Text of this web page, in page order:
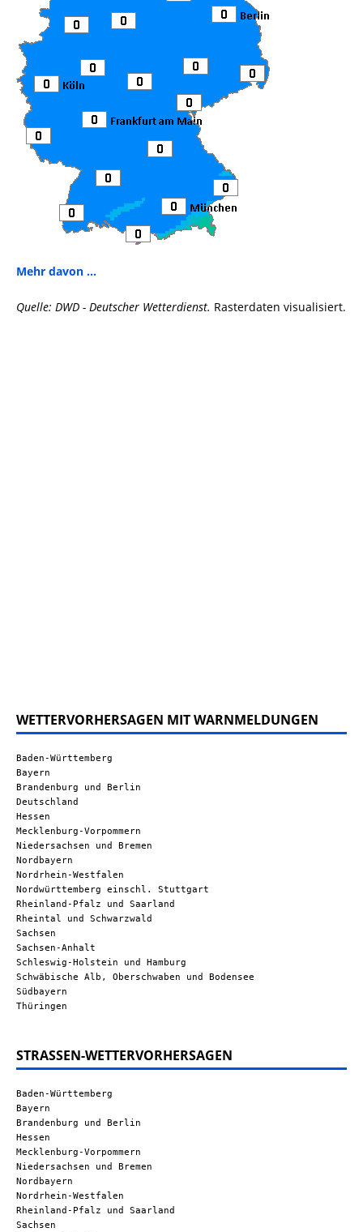
Mehr davon ...
Quelle: DWD - Deutscher Wetterdienst. Rasterdaten visualisiert.
WETTERVORHERSAGEN MIT WARNMELDUNGEN
Baden-Württemberg
Bayern
Brandenburg und Berlin
Deutschland
Hessen
Mecklenburg-Vorpommern
Niedersachsen und Bremen
Nordbayern
Nordrhein-Westfalen
Nordwürttemberg einschl. Stuttgart
Rheinland-Pfalz und Saarland
Rheintal und Schwarzwald
Sachsen
Sachsen-Anhalt
Schleswig-Holstein und Hamburg
Schwäbische Alb, Oberschwaben und Bodensee
Südbayern
Thüringen
STRASSEN-WETTERVORHERSAGEN
Baden-Württemberg
Bayern
Brandenburg und Berlin
Hessen
Mecklenburg-Vorpommern
Niedersachsen und Bremen
Nordbayern
Nordrhein-Westfalen
Rheinland-Pfalz und Saarland
Sachsen